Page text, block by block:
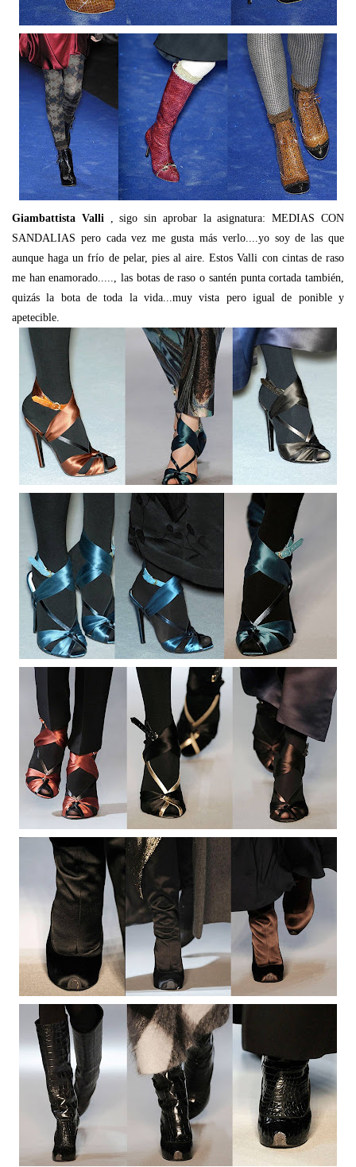
Giambattista Valli , sigo sin aprobar la asignatura: MEDIAS CON
SANDALIAS pero cada vez me gusta más verlo....yo soy de las que
aunque haga un frío de pelar, pies al aire. Estos Valli con cintas de raso
me han enamorado....., las botas de raso o santén punta cortada también,
quizás la bota de toda la vida...muy vista pero igual de ponible y
apetecible.